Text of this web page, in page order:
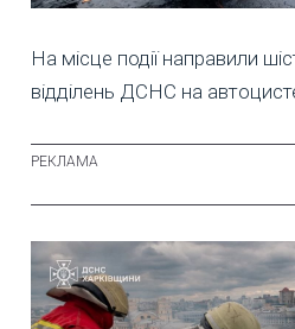
На місце події направили
відділень ДСНС на